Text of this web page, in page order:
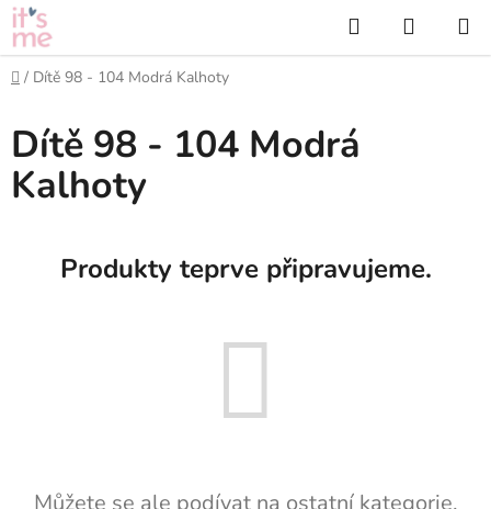
Přejít
na
obsah
Hledat
KOŠÍK
Domů
/ Dítě 98 - 104 Modrá Kalhoty
Dítě 98 - 104 Modrá
Kalhoty
Produkty teprve připravujeme.
Můžete se ale podívat na ostatní kategorie.